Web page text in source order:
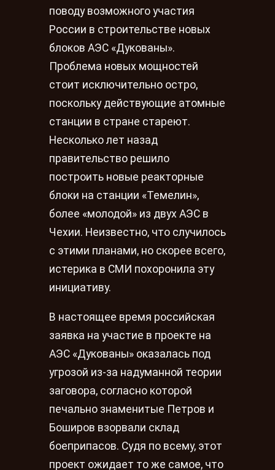
поводу возможного участия
России в строительстве новых
блоков АЭС «Дукованы».
Проблема новых мощностей
стоит исключительно остро,
поскольку действующие атомные
станции в стране стареют.
Несколько лет назад
правительство решило
построить новые реакторные
блоки на станции «Темелин»,
более «молодой» из двух АЭС в
Чехии. Неизвестно, что случилось
с этими планами, но скорее всего,
истерика в СМИ похоронила эту
инициативу.
В настоящее время российская
заявка на участие в проекте на
АЭС «Дукованы» оказалась под
угрозой из-за надуманной теории
заговора, согласно которой
печально знаменитые Петров и
Боширов взорвали склад
боеприпасов. Судя по всему, этот
проект ожидает то же самое, что